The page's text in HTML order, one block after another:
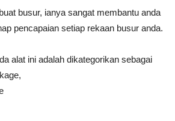
busur, ianya sangat membantu anda
pencapaian setiap rekaan busur anda.
alat ini adalah dikategorikan sebagai